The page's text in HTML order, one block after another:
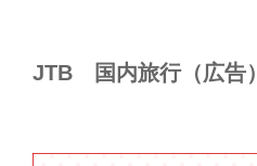
JTB 国内旅行（広告）